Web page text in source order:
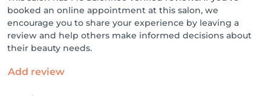
booked an online appointment at this salon, we
encourage you to share your experience by leaving a
review and help others make informed decisions about
their beauty needs.
Add review